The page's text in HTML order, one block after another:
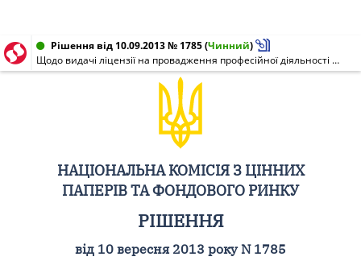
Рішення від 10.09.2013 № 1785(Чинний)
Щодо видачі ліцензії на провадження професійної діяльності на фондовому ринку - депозитарної діяльності, а саме депозитарної діяльності депозитарної установи, ПрАТ "ФІНАНСОВА КОМПАНІЯ "ВАШ ВИБІР"
НАЦІОНАЛЬНА КОМІСІЯ З ЦІННИХ
ПАПЕРІВ ТА ФОНДОВОГО РИНКУ
РІШЕННЯ
від 10 вересня 2013 року N 1785